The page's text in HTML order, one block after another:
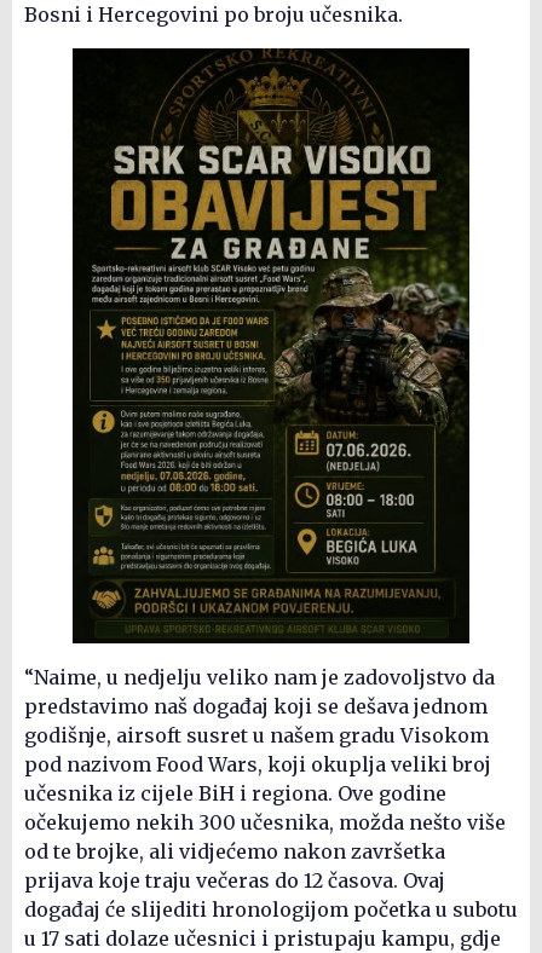
Bosni i Hercegovini po broju učesnika.
“Naime, u nedjelju veliko nam je zadovoljstvo da
predstavimo naš događaj koji se dešava jednom
godišnje, airsoft susret u našem gradu Visokom
pod nazivom Food Wars, koji okuplja veliki broj
učesnika iz cijele BiH i regiona. Ove godine
očekujemo nekih 300 učesnika, možda nešto više
od te brojke, ali vidjećemo nakon završetka
prijava koje traju večeras do 12 časova. Ovaj
događaj će slijediti hronologijom početka u subotu
u 17 sati dolaze učesnici i pristupaju kampu, gdje